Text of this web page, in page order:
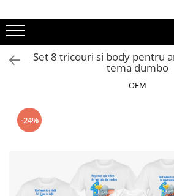
Set 8 tricouri si body pentru
tema dumbo
OEM
-24%